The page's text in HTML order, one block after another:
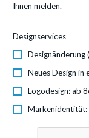
Ihnen melden.
Designservices
Designänderung
Neues Design in
Logodesign: ab